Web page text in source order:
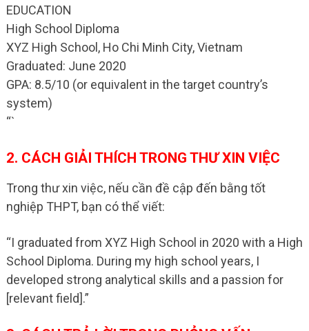
EDUCATION
High School Diploma
XYZ High School, Ho Chi Minh City, Vietnam
Graduated: June 2020
GPA: 8.5/10 (or equivalent in the target country’s
system)
“`
2. CÁCH GIẢI THÍCH TRONG THƯ XIN VIỆC
Trong thư xin việc, nếu cần đề cập đến bằng tốt
nghiệp THPT, bạn có thể viết:
“I graduated from XYZ High School in 2020 with a High
School Diploma. During my high school years, I
developed strong analytical skills and a passion for
[relevant field].”